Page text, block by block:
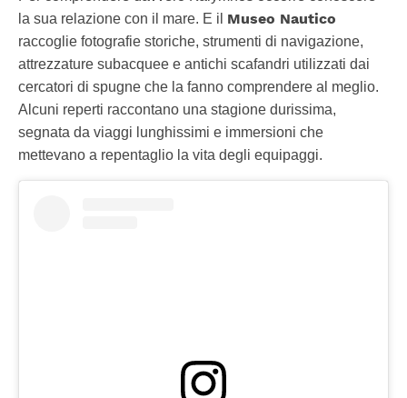
la sua relazione con il mare. E il Museo Nautico
raccoglie fotografie storiche, strumenti di navigazione,
attrezzature subacquee e antichi scafandri utilizzati dai
cercatori di spugne che la fanno comprendere al meglio.
Alcuni reperti raccontano una stagione durissima,
segnata da viaggi lunghissimi e immersioni che
mettevano a repentaglio la vita degli equipaggi.